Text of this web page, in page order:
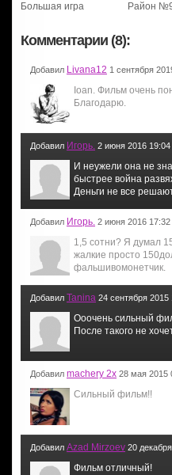
Большая игра Район
Комментарии (8):
Добавил Livana12 1 сентября
Ioan. Фильм очень
Благодарю.
Добавил Игорь. 2 июня 2016 19:04
И неужели она не
быстрее война
Деньги не все
Добавил Игорь. 2 июня 2016 17:32
1,5 сотни? Я думал
жалкие просто
фальшивомонетчик.
Добавил Tanina 24 сентября 2015
Ооочень сильный
После такого не
Добавил machery 2x 28 мая 2015
Сильный фильм!!
Добавил Azad Mirzoev 20
Фильм отличный!